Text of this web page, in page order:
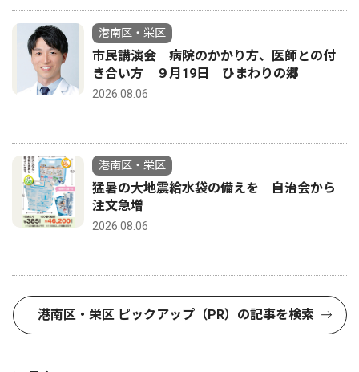
港南区・栄区
市民講演会 病院のかかり方、医師との付
き合い方 ９月19日 ひまわりの郷
2026.08.06
港南区・栄区
猛暑の大地震給水袋の備えを 自治会から
注文急増
2026.08.06
港南区・栄区 ピックアップ（PR）の記事を検索